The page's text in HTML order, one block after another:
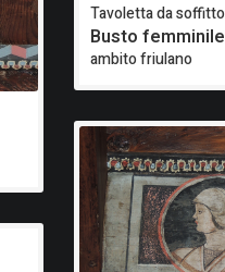
Tavoletta da soffitto
Busto femminile
ambito friulano